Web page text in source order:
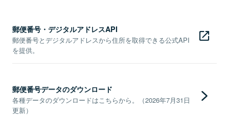
郵便番号・デジタルアドレスAPI
郵便番号とデジタルアドレスから住所を取得できる公式API
を提供。
郵便番号データのダウンロード
各種データのダウンロードはこちらから。（2026年7月31日
更新）